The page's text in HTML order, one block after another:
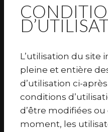
L’utilisation du site
pleine et entière
d’utilisation ci-
conditions
d’être modifiées
moment, les